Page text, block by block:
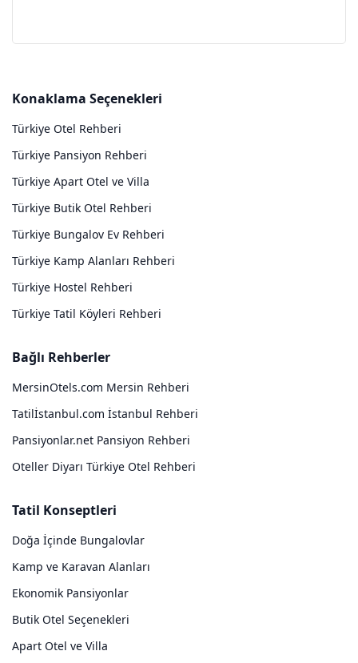
Konaklama Seçenekleri
Türkiye Otel Rehberi
Türkiye Pansiyon Rehberi
Türkiye Apart Otel ve Villa
Türkiye Butik Otel Rehberi
Türkiye Bungalov Ev Rehberi
Türkiye Kamp Alanları Rehberi
Türkiye Hostel Rehberi
Türkiye Tatil Köyleri Rehberi
Bağlı Rehberler
MersinOtels.com Mersin Rehberi
Tatilİstanbul.com İstanbul Rehberi
Pansiyonlar.net Pansiyon Rehberi
Oteller Diyarı Türkiye Otel Rehberi
Tatil Konseptleri
Doğa İçinde Bungalovlar
Kamp ve Karavan Alanları
Ekonomik Pansiyonlar
Butik Otel Seçenekleri
Apart Otel ve Villa